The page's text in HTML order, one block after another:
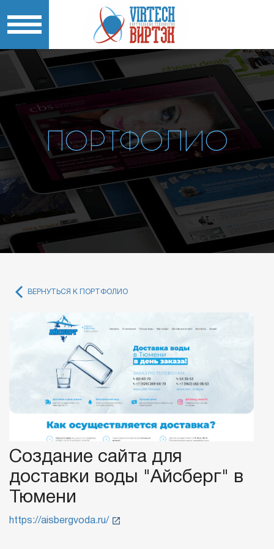
ПОРТФОЛИО
ВЕРНУТЬСЯ К ПОРТФОЛИО
Создание сайта для
доставки воды "Айсберг" в
Тюмени
https://aisbergvoda.ru/